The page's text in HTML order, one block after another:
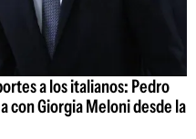
a los italianos: Pedro
con Giorgia Meloni desde la